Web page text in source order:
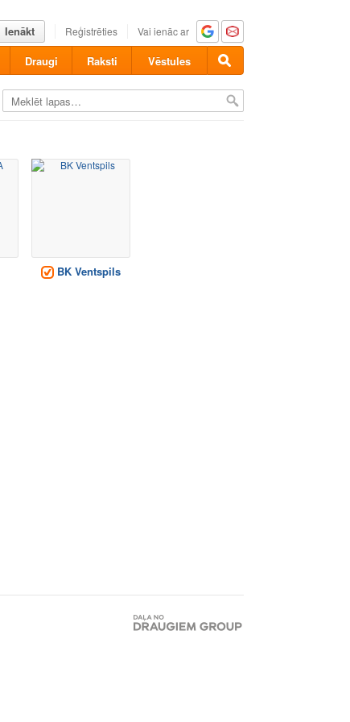
Ienākt Reģistrēties Vai ienāc ar
Draugi Raksti Vēstules
BK Ventspils